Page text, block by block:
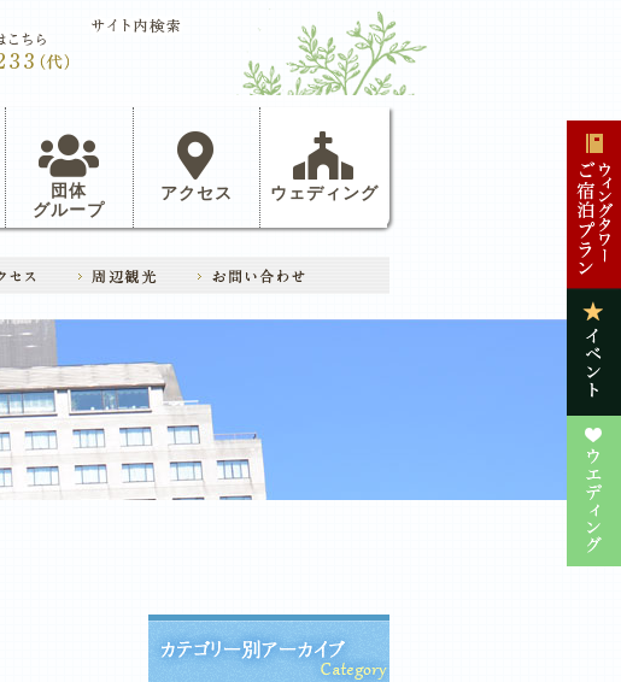
団体
グループ
アクセス ウェディング